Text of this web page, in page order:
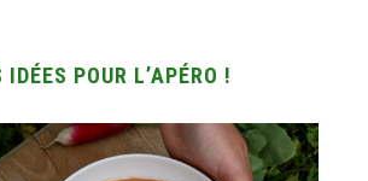
IDÉES POUR L’APÉRO !